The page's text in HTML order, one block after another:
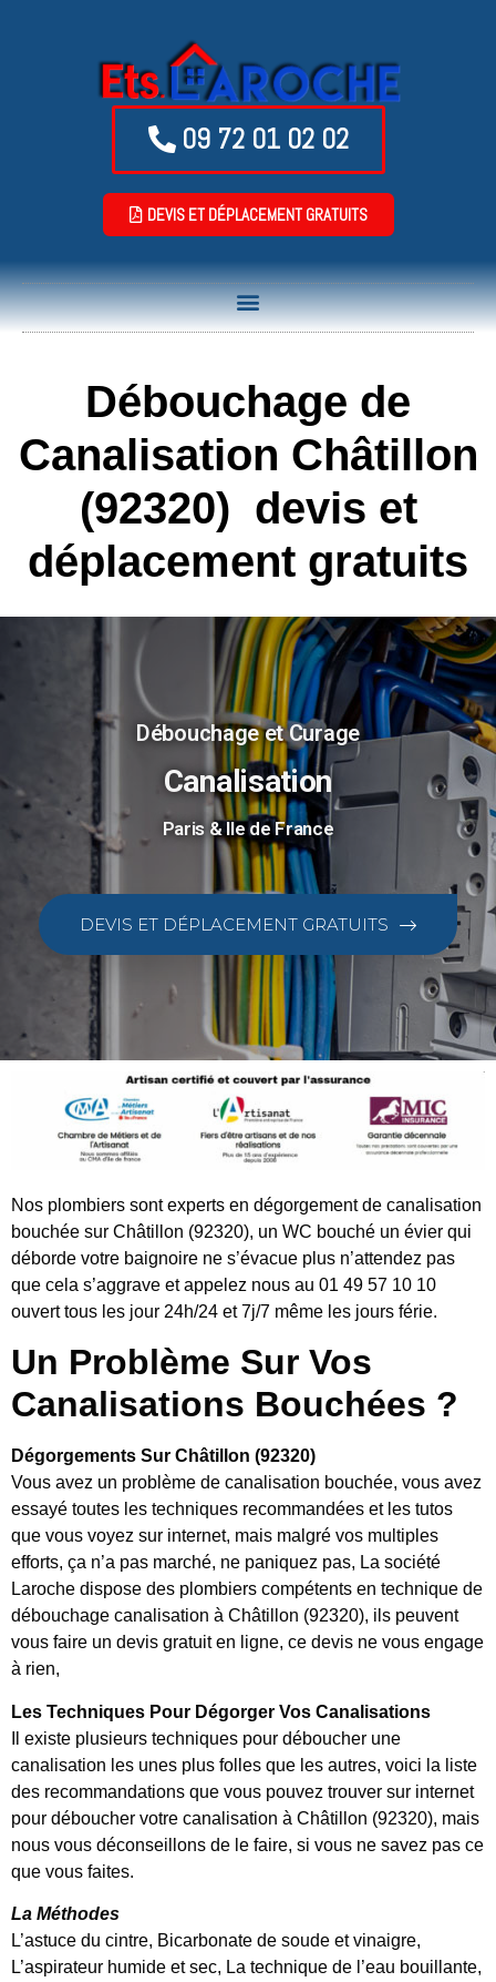
09 72 01 02 02
DEVIS ET DÉPLACEMENT GRATUITS
Débouchage de
Canalisation Châtillon
(92320) devis et
déplacement gratuits
Débouchage et Curage
Canalisation
Paris & Ile de France
DEVIS ET DÉPLACEMENT GRATUITS
Nos plombiers sont experts en dégorgement de canalisation
bouchée sur Châtillon (92320), un WC bouché un évier qui
déborde votre baignoire ne s’évacue plus n’attendez pas
que cela s’aggrave et appelez nous au 01 49 57 10 10
ouvert tous les jour 24h/24 et 7j/7 même les jours férie.
Un Problème Sur Vos
Canalisations Bouchées ?
Dégorgements Sur Châtillon (92320)
Vous avez un problème de canalisation bouchée, vous avez
essayé toutes les techniques recommandées et les tutos
que vous voyez sur internet, mais malgré vos multiples
efforts, ça n’a pas marché, ne paniquez pas, La société
Laroche dispose des plombiers compétents en technique de
débouchage canalisation à Châtillon (92320), ils peuvent
vous faire un devis gratuit en ligne, ce devis ne vous engage
à rien,
Les Techniques Pour Dégorger Vos Canalisations
Il existe plusieurs techniques pour déboucher une
canalisation les unes plus folles que les autres, voici la liste
des recommandations que vous pouvez trouver sur internet
pour déboucher votre canalisation à Châtillon (92320), mais
nous vous déconseillons de le faire, si vous ne savez pas ce
que vous faites.
La Méthodes
L’astuce du cintre, Bicarbonate de soude et vinaigre,
L’aspirateur humide et sec, La technique de l’eau bouillante,